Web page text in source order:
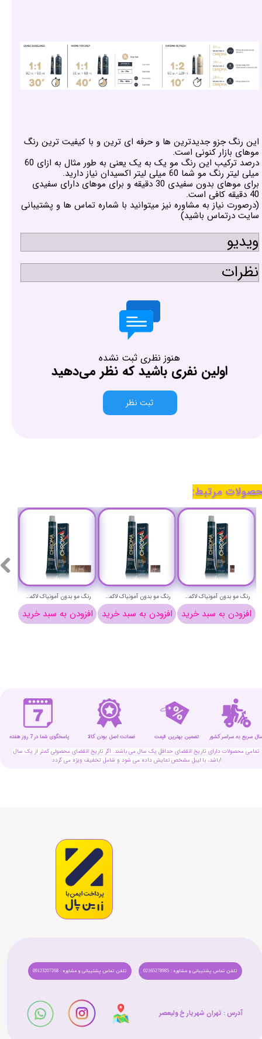
این رنگ جزو جدیدترین ها و حرفه ای ترین و با کیفیت ترین رنگ
موهای بازار کنونی است.
درصد ترکیب این رنگ مو یک به یک یعنی به طور مثال به ازای 60
میلی لیتر رنگ مو شما 60 میلی لیتر اکسیدان نیاز دارید.
برای موهای بدون سفیدی 30 دقیقه و برای موهای دارای سفیدی
40 دقیقه کافی است.
(درصورت نیاز به مشاوره نیز میتوانید با شماره تماس ها و پشتیبانی
سایت درتماس باشید)
ویدیو
نظرات
هنوز نظری ثبت نشده
اولین نفری باشید که نظر می‌دهید
ثبت نظر
رنگ مو بدون آمونیاک لاکمه سری کروما شماره 8/00 ( بلوند روشن ) - Lakme Chroma Hair Color
افزودن به سبد خرید
رنگ مو بدون آمونیاک لاکمه سری کروما شماره 5/60 (قهوه ای فندقی روشن ) - Lakme Chroma Hair Color
افزودن به سبد خرید
رنگ مو بدون آمونیاک لاکمه سری کروما شماره 7/60 ( بلوند فندقی متوسط ) - Lakme Chroma Hair Color
افزودن به سبد خرید
مرتبط:
تمامی محصولات دارای تاریخ انقضای حداقل یک سال می باشند. اگر تاریخ انقضای محصولی کمتر از یک سال
باشد، با لیبل مشخص نمایش داده می شود و شامل تخفیف ویژه می گردد!
ضمانت اصل بودن کالا تضمین بهترین قیمت پاسخگوی شما در 7 روز هفته سریع به سراسر کشور
تلفن تماس پشتیبانی و مشاوره : 09123207268 تلفن تماس پشتیبانی و مشاوره : 02165278985
آدرس : تهران شهریار خ ولیعصر​​​​​​​